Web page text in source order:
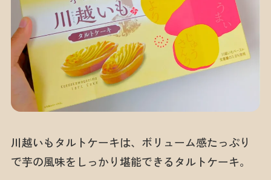
川越いもタルトケーキは、ボリューム感たっぷり
で芋の風味をしっかり堪能できるタルトケーキ。